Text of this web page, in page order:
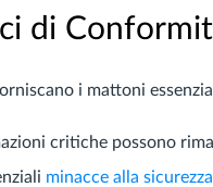
di
i mattoni
critiche possono
minacce alla sicurezza